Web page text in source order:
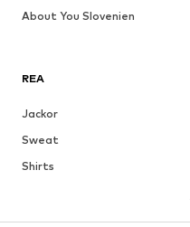
REA
Jackor
Sweat
Shirts
Rockar
About You Slovenien